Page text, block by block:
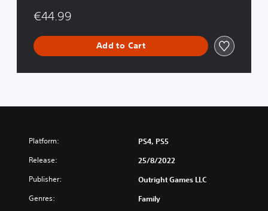
€44.99
Add to Cart
Platform: PS4, PS5
Release: 25/8/2022
Publisher: Outright Games LLC
Genres: Family